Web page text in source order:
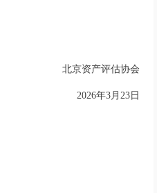
北京资产评估协会
2026年3月23日